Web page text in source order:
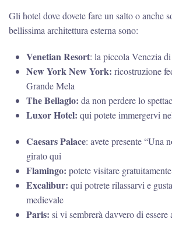
Gli hotel dove dovete fare un salto o anche
bellissima architettura esterna sono:
Venetian Resort: la piccola Venezia
New York New York: ricostruzione
Grande Mela
The Bellagio: da non perdere lo
Luxor Hotel: qui potete immergervi
Caesars Palace: avete presente “Una
girato qui
Flamingo: potete visitare
Excalibur: qui potrete rilassarvi e
medievale
Paris: si vi sembrerà davvero di essere